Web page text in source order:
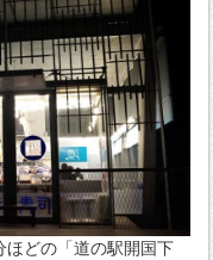
ほどの「道の駅開国下